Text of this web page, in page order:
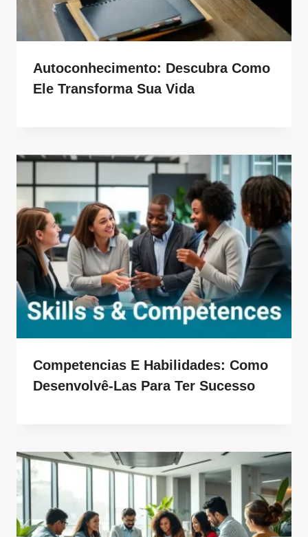
Autoconhecimento: Descubra Como
Ele Transforma Sua Vida
Competencias E Habilidades: Como
Desenvolvê-Las Para Ter Sucesso